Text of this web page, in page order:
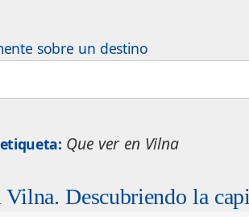
sobre un destino
Que ver en Vilna
Vilna. Descubriendo la